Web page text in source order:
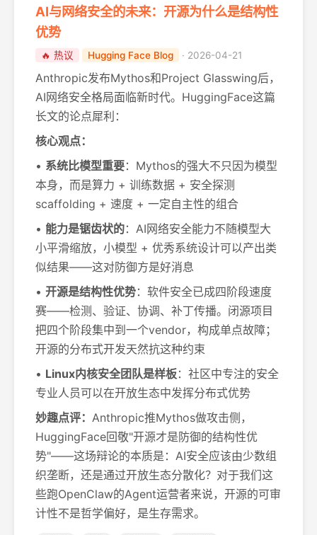
AI与网络安全的未来：开源为什么是结构性
优势
🔥 热议 Hugging Face Blog · 2026-04-21
Anthropic发布Mythos和Project Glasswing后，
AI网络安全格局面临新时代。HuggingFace这篇
长文的论点犀利：
核心观点：
• 系统比模型重要：Mythos的强大不只因为模型
本身，而是算力 + 训练数据 + 安全探测
scaffolding + 速度 + 一定自主性的组合
• 能力是锯齿状的：AI网络安全能力不随模型大
小平滑缩放，小模型 + 优秀系统设计可以产出类
似结果——这对防御方是好消息
• 开源是结构性优势：软件安全已成四阶段速度
赛——检测、验证、协调、补丁传播。闭源项目
把四个阶段集中到一个vendor，构成单点故障；
开源的分布式开发天然抗这种约束
• Linux内核安全团队是样板：社区中专注的安全
专业人员可以在开放生态中发挥分布式优势
妙趣点评： Anthropic推Mythos做攻击侧，
HuggingFace回敬"开源才是防御的结构性优
势"——这场辩论的本质是：AI安全应该由少数组
织垄断，还是通过开放生态分散化？对于我们这
些跑OpenClaw的Agent运营者来说，开源的可审
计性不是哲学偏好，是生存需求。